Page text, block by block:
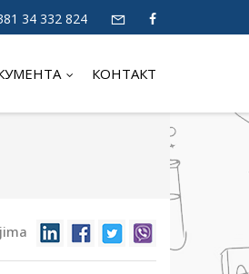
34 332 824
КОНТАКТ